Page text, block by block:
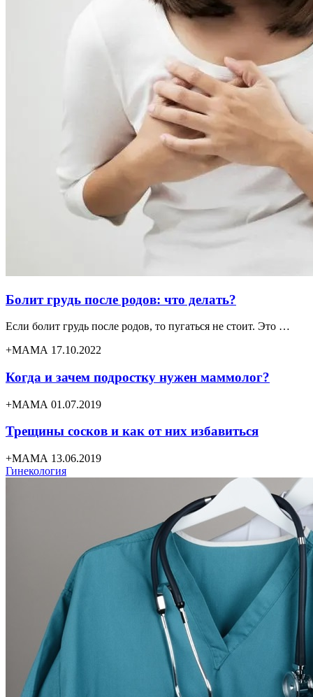
Болит грудь после родов: что делать?
Если болит грудь после родов, то пугаться не стоит. Это …
+МАМА 17.10.2022
Когда и зачем подростку нужен маммолог?
+МАМА 01.07.2019
Трещины сосков и как от них избавиться
+МАМА 13.06.2019
Гинекология